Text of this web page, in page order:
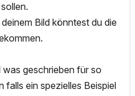
Bild könntest du die
geschrieben für so
falls ein spezielles Beispiel